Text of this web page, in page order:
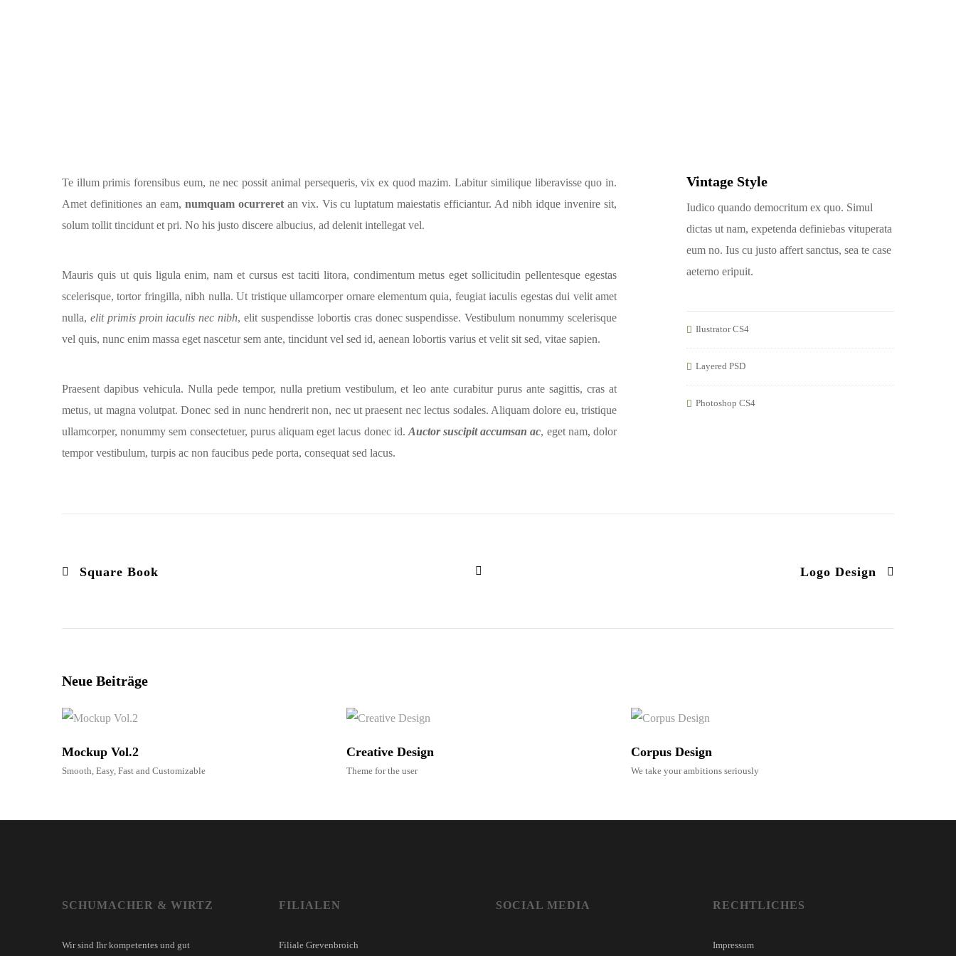
Te illum primis forensibus eum, ne nec possit animal persequeris, vix ex quod mazim. Labitur similique liberavisse quo in.
Amet definitiones an eam, numquam ocurreretan vix. Vis cu luptatum maiestatis efficiantur. Ad nibh idque invenire sit,
solum tollit tincidunt et pri. No his justo discere albucius, ad delenit intellegat vel.
Mauris quis ut quis ligula enim, nam et cursus est taciti litora, condimentum metus eget sollicitudin pellentesque egestas
scelerisque, tortor fringilla, nibh nulla. Ut tristique ullamcorper ornare elementum quia, feugiat iaculis egestas dui velit amet
nulla, elit primis proin iaculis nec nibh, elit suspendisse lobortis cras donec suspendisse. Vestibulum nonummy scelerisque
vel quis, nunc enim massa eget nascetur sem ante, tincidunt vel sed id, aenean lobortis varius et velit sit sed, vitae sapien.
Praesent dapibus vehicula. Nulla pede tempor, nulla pretium vestibulum, et leo ante curabitur purus ante sagittis, cras at
metus, ut magna volutpat. Donec sed in nunc hendrerit non, nec ut praesent nec lectus sodales. Aliquam dolore eu, tristique
ullamcorper, nonummy sem consectetuer, purus aliquam eget lacus donec id. Auctor suscipit accumsan ac, eget nam, dolor
tempor vestibulum, turpis ac non faucibus pede porta, consequat sed lacus.
Vintage Style
Iudico quando democritum ex quo. Simul
dictas ut nam, expetenda definiebas vituperata
eum no. Ius cu justo affert sanctus, sea te case
aeterno eripuit.
Ilustrator CS4
Layered PSD
Photoshop CS4
Square Book Logo Design
Neue Beiträge
Mockup Vol.2
Smooth, Easy, Fast and Customizable
Creative Design
Theme for the user
Corpus Design
We take your ambitions seriously
SCHUMACHER & WIRTZ
Wir sind Ihr kompetentes und gut
FILIALEN
Filiale Grevenbroich
SOCIAL MEDIA RECHTLICHES
Impressum